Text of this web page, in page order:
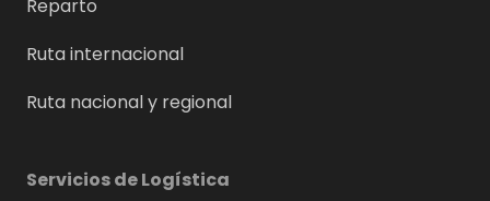
Reparto
Ruta internacional
Ruta nacional y regional
Servicios de Logística